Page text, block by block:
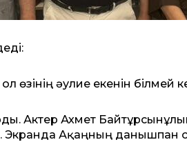
өзінің әулие екенін білмей
Актер Ахмет
Экранда Ақаңның данышпан